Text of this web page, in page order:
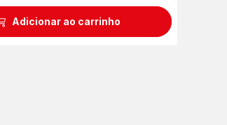
Adicionar ao carrinho